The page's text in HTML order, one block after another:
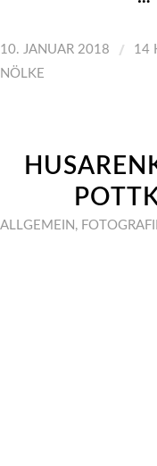
10. JANUAR 2018 / 14
NÖLKE
ALLGEMEIN ,